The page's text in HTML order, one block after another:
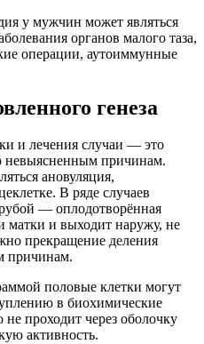
у мужчин может являться
органов малого таза,
операции, аутоиммунные
генеза
и лечения случаи — это
невыясненным причинам.
ановуляция,
В ряде случаев
— оплодотворённая
матки и выходит наружу, не
прекращение деления
причинам.
половые клетки могут
в биохимические
проходит через оболочку
активность.